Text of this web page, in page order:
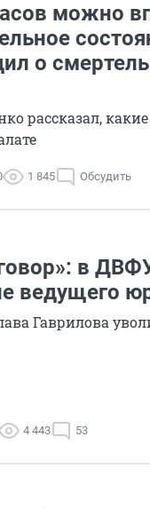
можно
о
рассказал,
1 845 Обсудить
в
ведущего
Гаврилова
4 443 53